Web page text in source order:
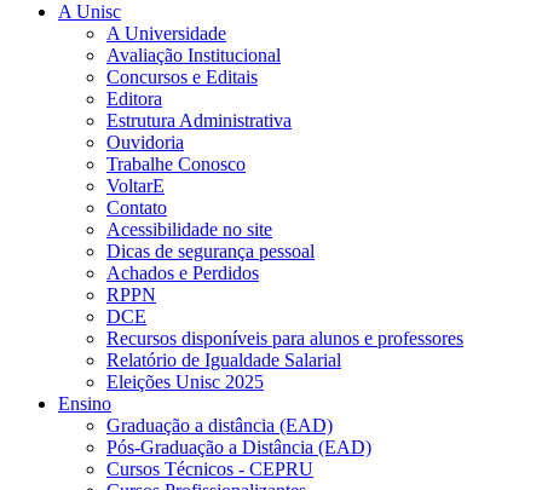
A Unisc
A Universidade
Avaliação Institucional
Concursos e Editais
Editora
Estrutura Administrativa
Ouvidoria
Trabalhe Conosco
VoltarE
Contato
Acessibilidade no site
Dicas de segurança pessoal
Achados e Perdidos
RPPN
DCE
Recursos disponíveis para alunos e professores
Relatório de Igualdade Salarial
Eleições Unisc 2025
Ensino
Graduação a distância (EAD)
Pós-Graduação a Distância (EAD)
Cursos Técnicos - CEPRU